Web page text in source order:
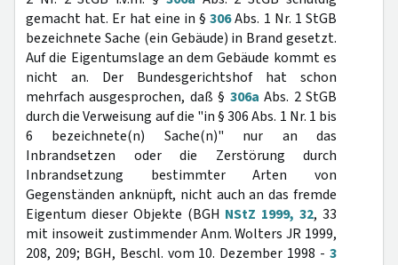
gemacht hat. Er hat eine in §306Abs. 1 Nr. 1 StGB
bezeichnete Sache (ein Gebäude) in Brand gesetzt.
Auf die Eigentumslage an dem Gebäude kommt es
nicht an. Der Bundesgerichtshof hat schon
mehrfach ausgesprochen, daß § 306a Abs. 2 StGB
durch die Verweisung auf die "in § 306 Abs. 1 Nr. 1 bis
6 bezeichnete(n) Sache(n)" nur an das
Inbrandsetzen oder die Zerstörung durch
Inbrandsetzung bestimmter Arten von
Gegenständen anknüpft, nicht auch an das fremde
Eigentum dieser Objekte (BGH NStZ 1999, 32, 33
mit insoweit zustimmender Anm. Wolters JR 1999,
208, 209; BGH, Beschl. vom 10. Dezember 1998 - 3